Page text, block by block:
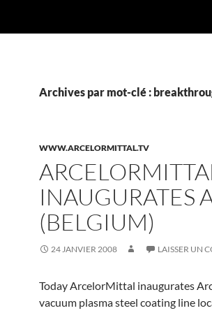
Archives par mot-clé :
WWW.ARCELORMITTAL.TV
INAUGURATES
(BELGIUM)
24 JANVIER 2008 LAISSER UN
Today ArcelorMittal inaugurates
vacuum plasma steel coating line